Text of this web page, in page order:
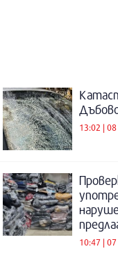
13:02 |
10:47 |